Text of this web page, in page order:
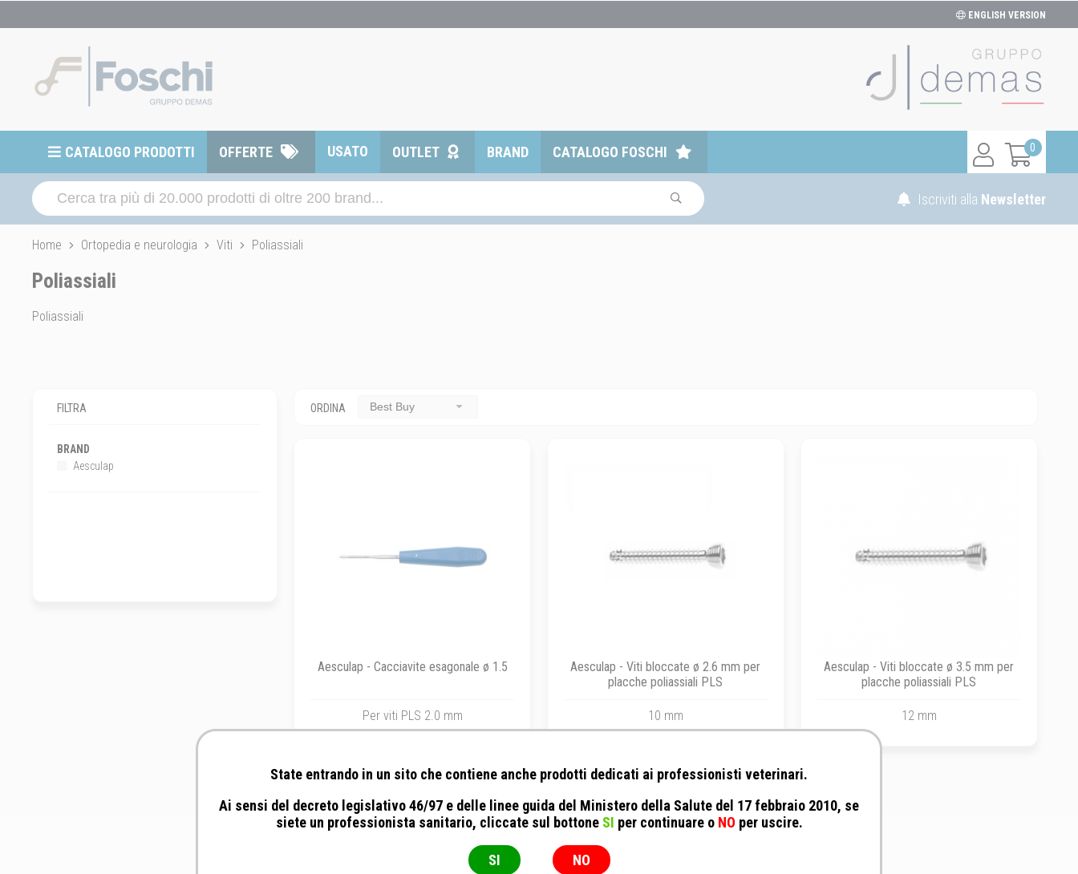
ENGLISH VERSION
0
CATALOGO PRODOTTI OFFERTE USATO OUTLET BRAND CATALOGO FOSCHI
Iscriviti alla Newsletter
Home Ortopedia e neurologia Viti Poliassiali
Poliassiali
Poliassiali
FILTRA
BRAND
Aesculap
ORDINA Best Buy
Aesculap - Cacciavite esagonale ø 1.5
Per viti PLS 2.0 mm
Aesculap - Viti bloccate ø 2.6 mm per
placche poliassiali PLS
10 mm
Aesculap - Viti bloccate ø 3.5 mm per
placche poliassiali PLS
12 mm
State entrando in un sito che contiene anche prodotti dedicati ai professionisti veterinari.
Ai sensi del decreto legislativo 46/97 e delle linee guida del Ministero della Salute del 17 febbraio 2010, se
siete un professionista sanitario, cliccate sul bottone SI per continuare o NO per uscire.
SI NO